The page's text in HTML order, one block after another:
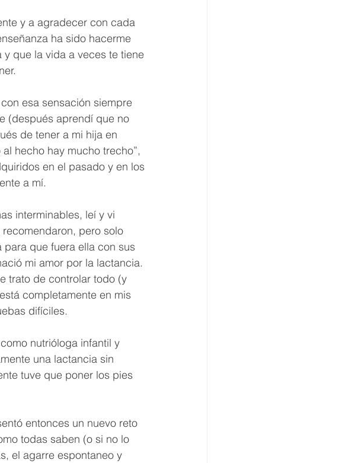
y a agradecer con cada
ha sido hacerme
que la vida a veces te tiene
esa sensación siempre
(después aprendí que no
de tener a mi hija en
hecho hay mucho trecho”,
en el pasado y en los
a mí.
interminables, leí y vi
pero solo
que fuera ella con sus
mi amor por la lactancia.
trato de controlar todo (y
completamente en mis
difíciles.
nutrióloga infantil y
una lactancia sin
tuve que poner los pies
entonces un nuevo reto
todas saben (o si no lo
el agarre espontaneo y